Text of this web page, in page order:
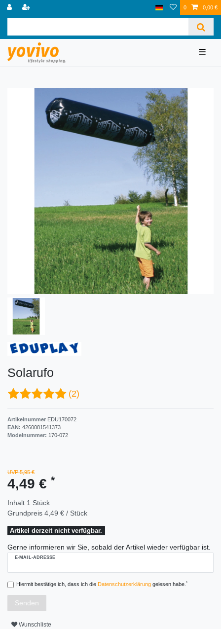
0 0,00 €
☰
Solarufo
(2)
Artikelnummer EDU170072
EAN: 4260081541373
Modelnummer: 170-072
UVP 5,95 €
4,49 € *
Inhalt 1 Stück
Grundpreis 4,49 € / Stück
Artikel derzeit nicht verfügbar.
Gerne informieren wir Sie, sobald der Artikel wieder verfügbar ist.
E-MAIL-ADRESSE
Hiermit bestätige ich, dass ich die Daten­schutz­erklärunggelesen habe. *
Senden
Wunschliste